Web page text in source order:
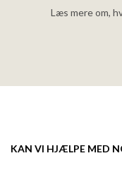
Læs mere om,
KAN VI HJÆLPE MED